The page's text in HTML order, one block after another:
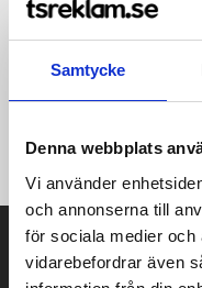
Samtycke
Denna webbplats
Vi använder
och annonserna till
för sociala medier
vidarebefordrar även
Produktinformation
·260 g/m² ·65%
·Sömlös, förstärkt
·Avrivbar etikett